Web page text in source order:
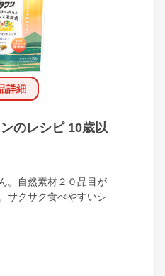
詳細
のレシピ 10歳以
。自然素材２０品目が
サクサク食べやすいシ